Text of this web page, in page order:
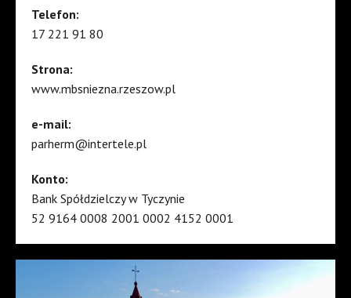
Telefon:
17 221 91 80
Strona:
www.mbsniezna.rzeszow.pl
e-mail:
parherm@intertele.pl
Konto:
Bank Spółdzielczy w Tyczynie
52 9164 0008 2001 0002 4152 0001